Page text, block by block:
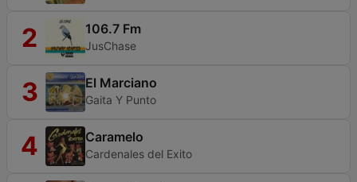
2 106.7 Fm
JusChase
3 El Marciano
Gaita Y Punto
4 Caramelo
Cardenales del Exito